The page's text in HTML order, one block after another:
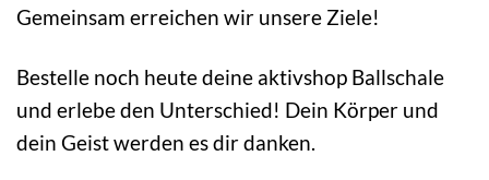
Gemeinsam erreichen wir unsere Ziele!
Bestelle noch heute deine aktivshop Ballschale
und erlebe den Unterschied! Dein Körper und
dein Geist werden es dir danken.